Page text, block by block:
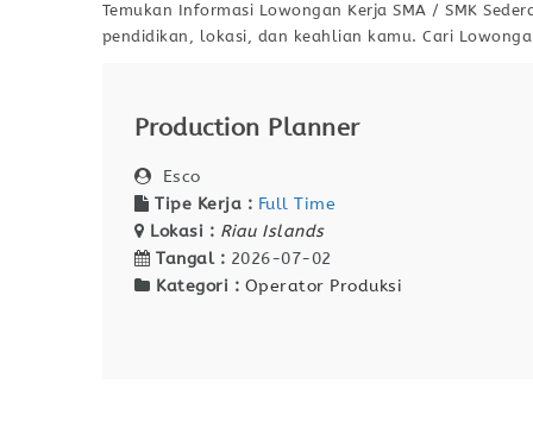
Temukan Informasi Lowongan Kerja SMA / SMK
pendidikan, lokasi, dan keahlian kamu. Cari
Production Planner
Esco
Tipe Kerja : Full Time
Lokasi : Riau Islands
Tangal : 2026-07-02
Kategori : Operator Produksi